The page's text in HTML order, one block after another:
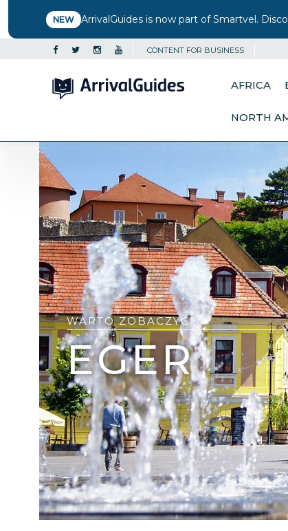
NEW ArrivalGuides is now part of Smartvel.
CONTENT FOR BUSINESS
AFRICA
NORTH
WARTO ZOBACZYĆ
EGER